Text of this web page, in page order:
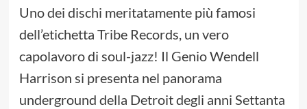
Uno dei dischi meritatamente più famosi
dell’etichetta Tribe Records, un vero
capolavoro di soul-jazz! Il Genio Wendell
Harrison si presenta nel panorama
underground della Detroit degli anni Settanta